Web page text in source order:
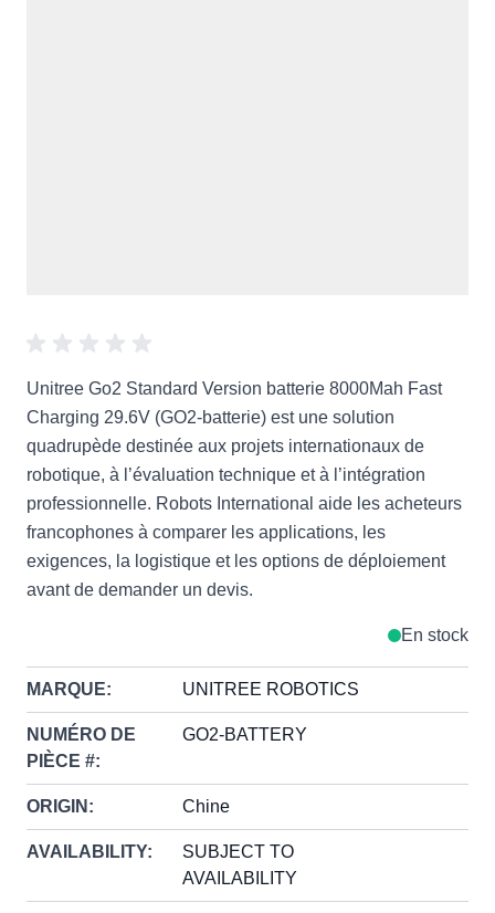
Unitree Go2 Standard Version batterie 8000Mah Fast
Charging 29.6V (GO2-batterie) est une solution
quadrupède destinée aux projets internationaux de
robotique, à l’évaluation technique et à l’intégration
professionnelle. Robots International aide les acheteurs
francophones à comparer les applications, les
exigences, la logistique et les options de déploiement
avant de demander un devis.
En stock
MARQUE: UNITREE ROBOTICS
NUMÉRO DE
PIÈCE #:
GO2-BATTERY
ORIGIN: Chine
AVAILABILITY:
SUBJECT TO
AVAILABILITY